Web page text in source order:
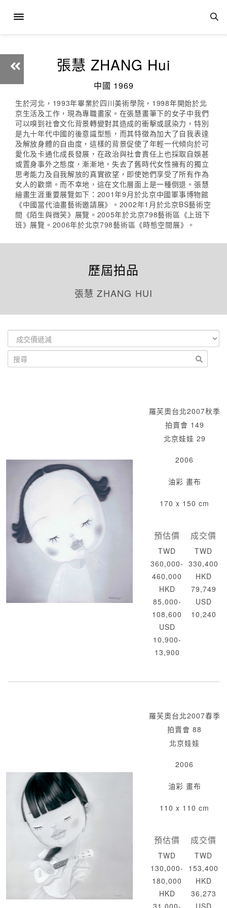
張慧 ZHANG Hui
中國 1969
生於河北，1993年畢業於四川美術學院，1998年開始於北
京生活及工作，現為專職畫家。在張慧畫筆下的女子中我們
可以嗅到社會文化背景轉變對其造成的衝擊或感染力，特別
是九十年代中國的後意識型態，而其特徵為加大了自我表達
及解放身體的自由度，這樣的背景促使了年輕一代傾向於可
愛化及卡通化成長發展，在政治與社會責任上也採取自娛甚
或置身事外之態度，漸漸地，失去了舊時代女性擁有的獨立
思考能力及自我解放的真實欲望，即使她們享受了所有作為
女人的歡樂。而不幸地，這在文化層面上是一種倒退。張慧
繪畫生涯重要展覽如下：2001年9月於北京中國軍事博物館
《中國當代油畫藝術邀請展》。2002年1月於北京BS藝術空
間《陌生與微笑》展覽。2005年於北京798藝術區《上班下
班》展覽。2006年於北京798藝術區《時態空間展》。
歷屆拍品
張慧 ZHANG HUI
羅芙奧台北2007秋季
拍賣會 149
北京娃娃 29
2006
油彩 畫布
170 x 150 cm
預估價
TWD
360,000-
460,000
HKD
85,000-
108,600
USD
10,900-
13,900
成交價
TWD
330,400
HKD
79,749
USD
10,240
羅芙奧台北2007春季
拍賣會 88
北京娃娃
2006
油彩 畫布
110 x 110 cm
預估價
TWD
130,000-
180,000
HKD
成交價
TWD
153,400
HKD
36,273